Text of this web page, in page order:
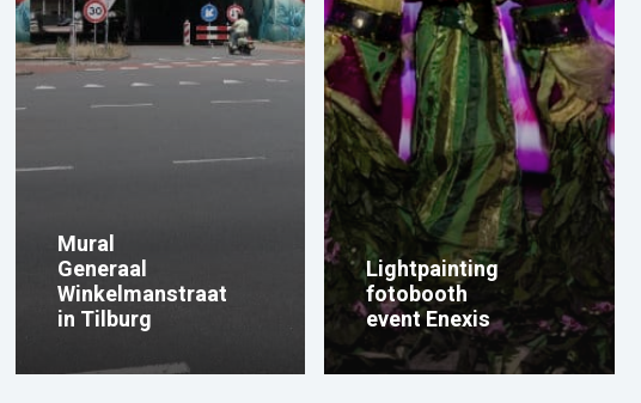
Mural
Generaal
Winkelmanstraat
in Tilburg
Lightpainting
fotobooth
event Enexis